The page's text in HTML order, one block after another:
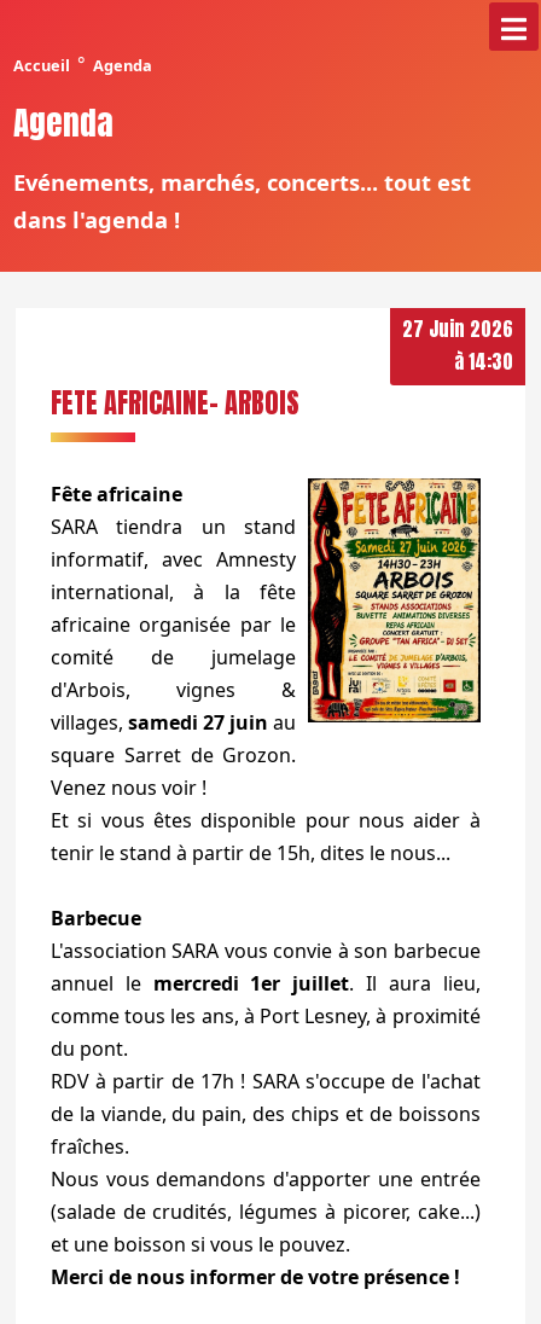
Accueil ° Agenda
Agenda
Evénements, marchés, concerts... tout est
dans l'agenda !
27 Juin 2026
à 14:30
FETE AFRICAINE- ARBOIS
Fête africaine
SARA tiendra un stand
informatif, avec Amnesty
international, à la fête
africaine organisée par le
comité de jumelage
d'Arbois, vignes &
villages, samedi 27 juinau
square Sarret de Grozon.
Venez nous voir !
Et si vous êtes disponible pour nous aider à
tenir le stand à partir de 15h, dites le nous...
Barbecue
L'association SARA vous convie à son barbecue
annuel le mercredi 1er juillet. Il aura lieu,
comme tous les ans, à Port Lesney, à proximité
du pont.
RDV à partir de 17h ! SARA s'occupe de l'achat
de la viande, du pain, des chips et de boissons
fraîches.
Nous vous demandons d'apporter une entrée
(salade de crudités, légumes à picorer, cake...)
et une boisson si vous le pouvez.
Merci de nous informer de votre présence !